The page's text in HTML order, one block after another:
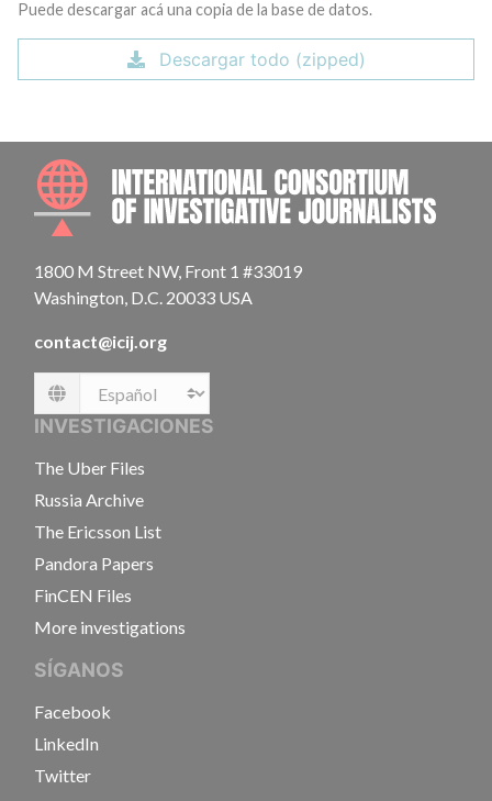
Puede descargar acá una copia de la base de datos.
Descargar todo (zipped)
1800 M Street NW, Front 1 #33019
Washington, D.C. 20033 USA
contact@icij.org
Language
INVESTIGACIONES
The Uber Files
Russia Archive
The Ericsson List
Pandora Papers
FinCEN Files
More investigations
SÍGANOS
Facebook
LinkedIn
Twitter